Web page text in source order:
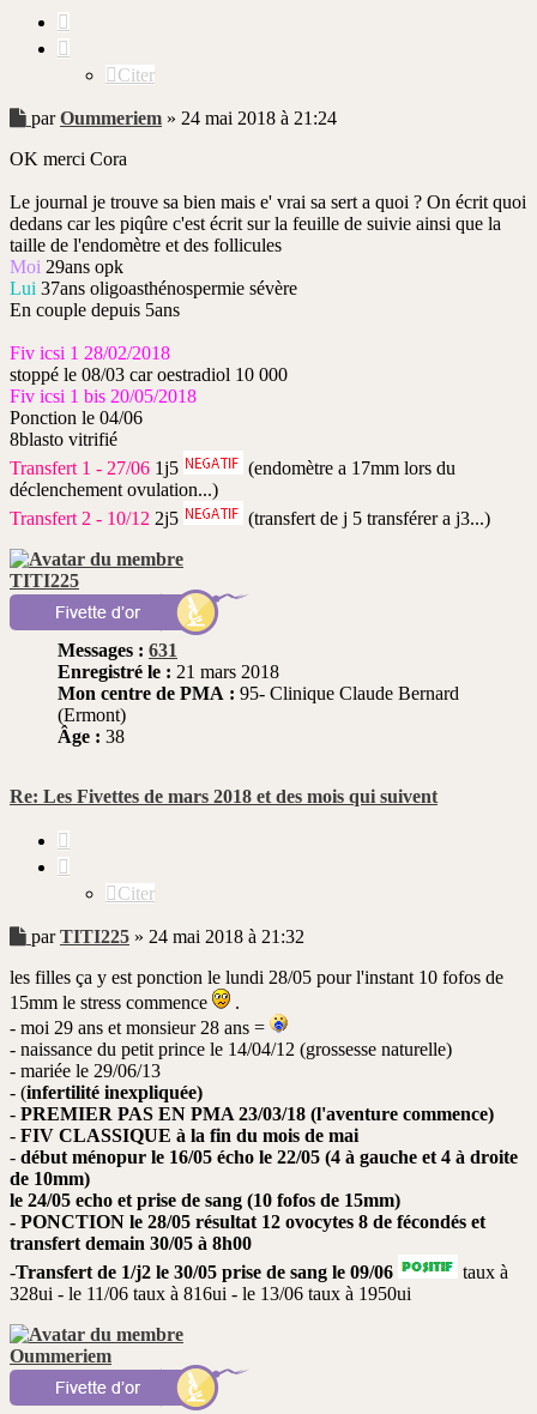
Citer
Message
lu
parOummeriem » 24 mai 2018 à 21:24
OK merci Cora
Le journal je trouve sa bien mais e' vrai sa sert a quoi ? On écrit quoi
dedans car les piqûre c'est écrit sur la feuille de suivie ainsi que la
taille de l'endomètre et des follicules
Moi 29ans opk
Lui 37ans oligoasthénospermie sévère
En couple depuis 5ans
Fiv icsi 1 28/02/2018
stoppé le 08/03 car oestradiol 10 000
Fiv icsi 1 bis 20/05/2018
Ponction le 04/06
8blasto vitrifié
Transfert 1 - 27/06 1j5
(endomètre a 17mm lors du
déclenchement ovulation...)
Transfert 2 - 10/12 2j5 (transfert de j 5 transférer a j3...)
TITI225
Messages : 631
Enregistré le : 21 mars 2018
Mon centre de PMA : 95- Clinique Claude Bernard
(Ermont)
Âge : 38
Re: Les Fivettes de mars 2018 et des mois qui suivent
Citer
Message
lu
parTITI225 » 24 mai 2018 à 21:32
les filles ça y est ponction le lundi 28/05 pour l'instant 10 fofos de
15mm le stress commence
.
- moi 29 ans et monsieur 28 ans =
- naissance du petit prince le 14/04/12 (grossesse naturelle)
- mariée le 29/06/13
- (infertilité inexpliquée)
- PREMIER PAS EN PMA 23/03/18 (l'aventure commence)
- FIV CLASSIQUE à la fin du mois de mai
- début ménopur le 16/05 écho le 22/05 (4 à gauche et 4 à droite
de 10mm)
le 24/05 echo et prise de sang (10 fofos de 15mm)
- PONCTION le 28/05 résultat 12 ovocytes 8 de fécondés et
transfert demain 30/05 à 8h00
-Transfert de 1/j2 le 30/05 prise de sang le 09/06
taux à
328ui - le 11/06 taux à 816ui - le 13/06 taux à 1950ui
Oummeriem